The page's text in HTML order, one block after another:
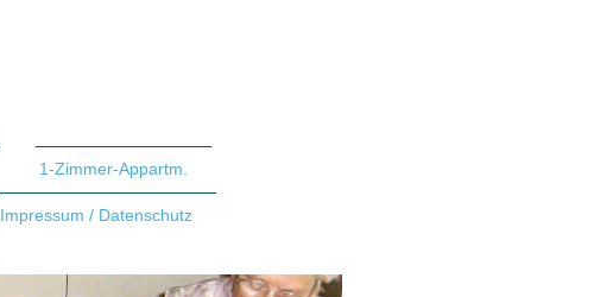
1-Zimmer-Appartm.
Impressum / Datenschutz